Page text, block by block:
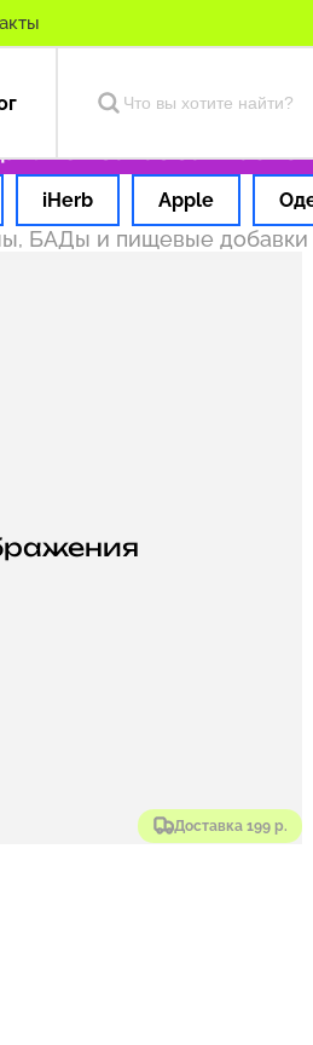
заказ за 1 час
iHerb Apple
БАДы и пищевые добавки
Доставка 199 р.